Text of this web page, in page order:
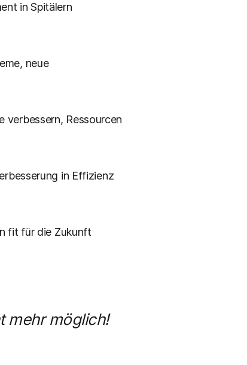
in Spitälern
neue
verbessern, Ressourcen
in Effizienz
fit für die Zukunft
mehr möglich!